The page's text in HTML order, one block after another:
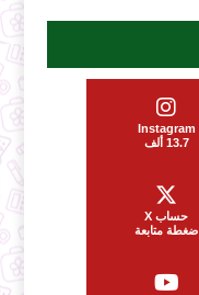
Instagram
13.7 ألف
حساب X
ضغطة متابعة